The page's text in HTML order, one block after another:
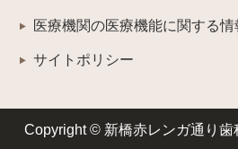
医療機関の医療機能に関する情
サイトポリシー
Copyright © 新橋赤レンガ通り